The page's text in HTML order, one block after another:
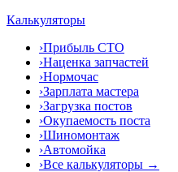
Калькуляторы
›Прибыль СТО
›Наценка запчастей
›Нормочас
›Зарплата мастера
›Загрузка постов
›Окупаемость поста
›Шиномонтаж
›Автомойка
›Все калькуляторы →